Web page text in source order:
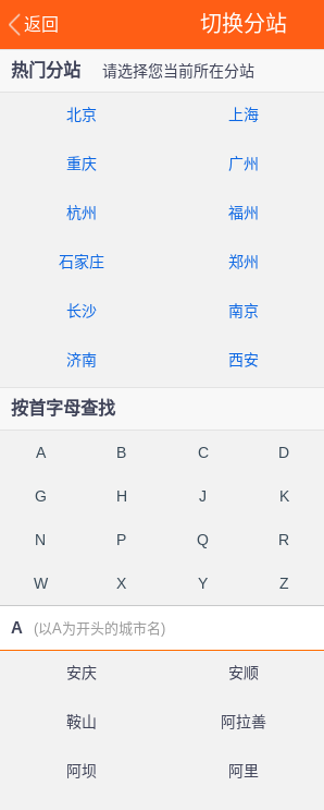
返回 切换分站
热门分站 请选择您当前所在分站
北京 上海
重庆 广州
杭州 福州
石家庄 郑州
长沙 南京
济南 西安
按首字母查找
A B C D
G H J K
N P Q R
W X Y Z
A (以A为开头的城市名)
安庆 安顺
鞍山 阿拉善
阿坝 阿里